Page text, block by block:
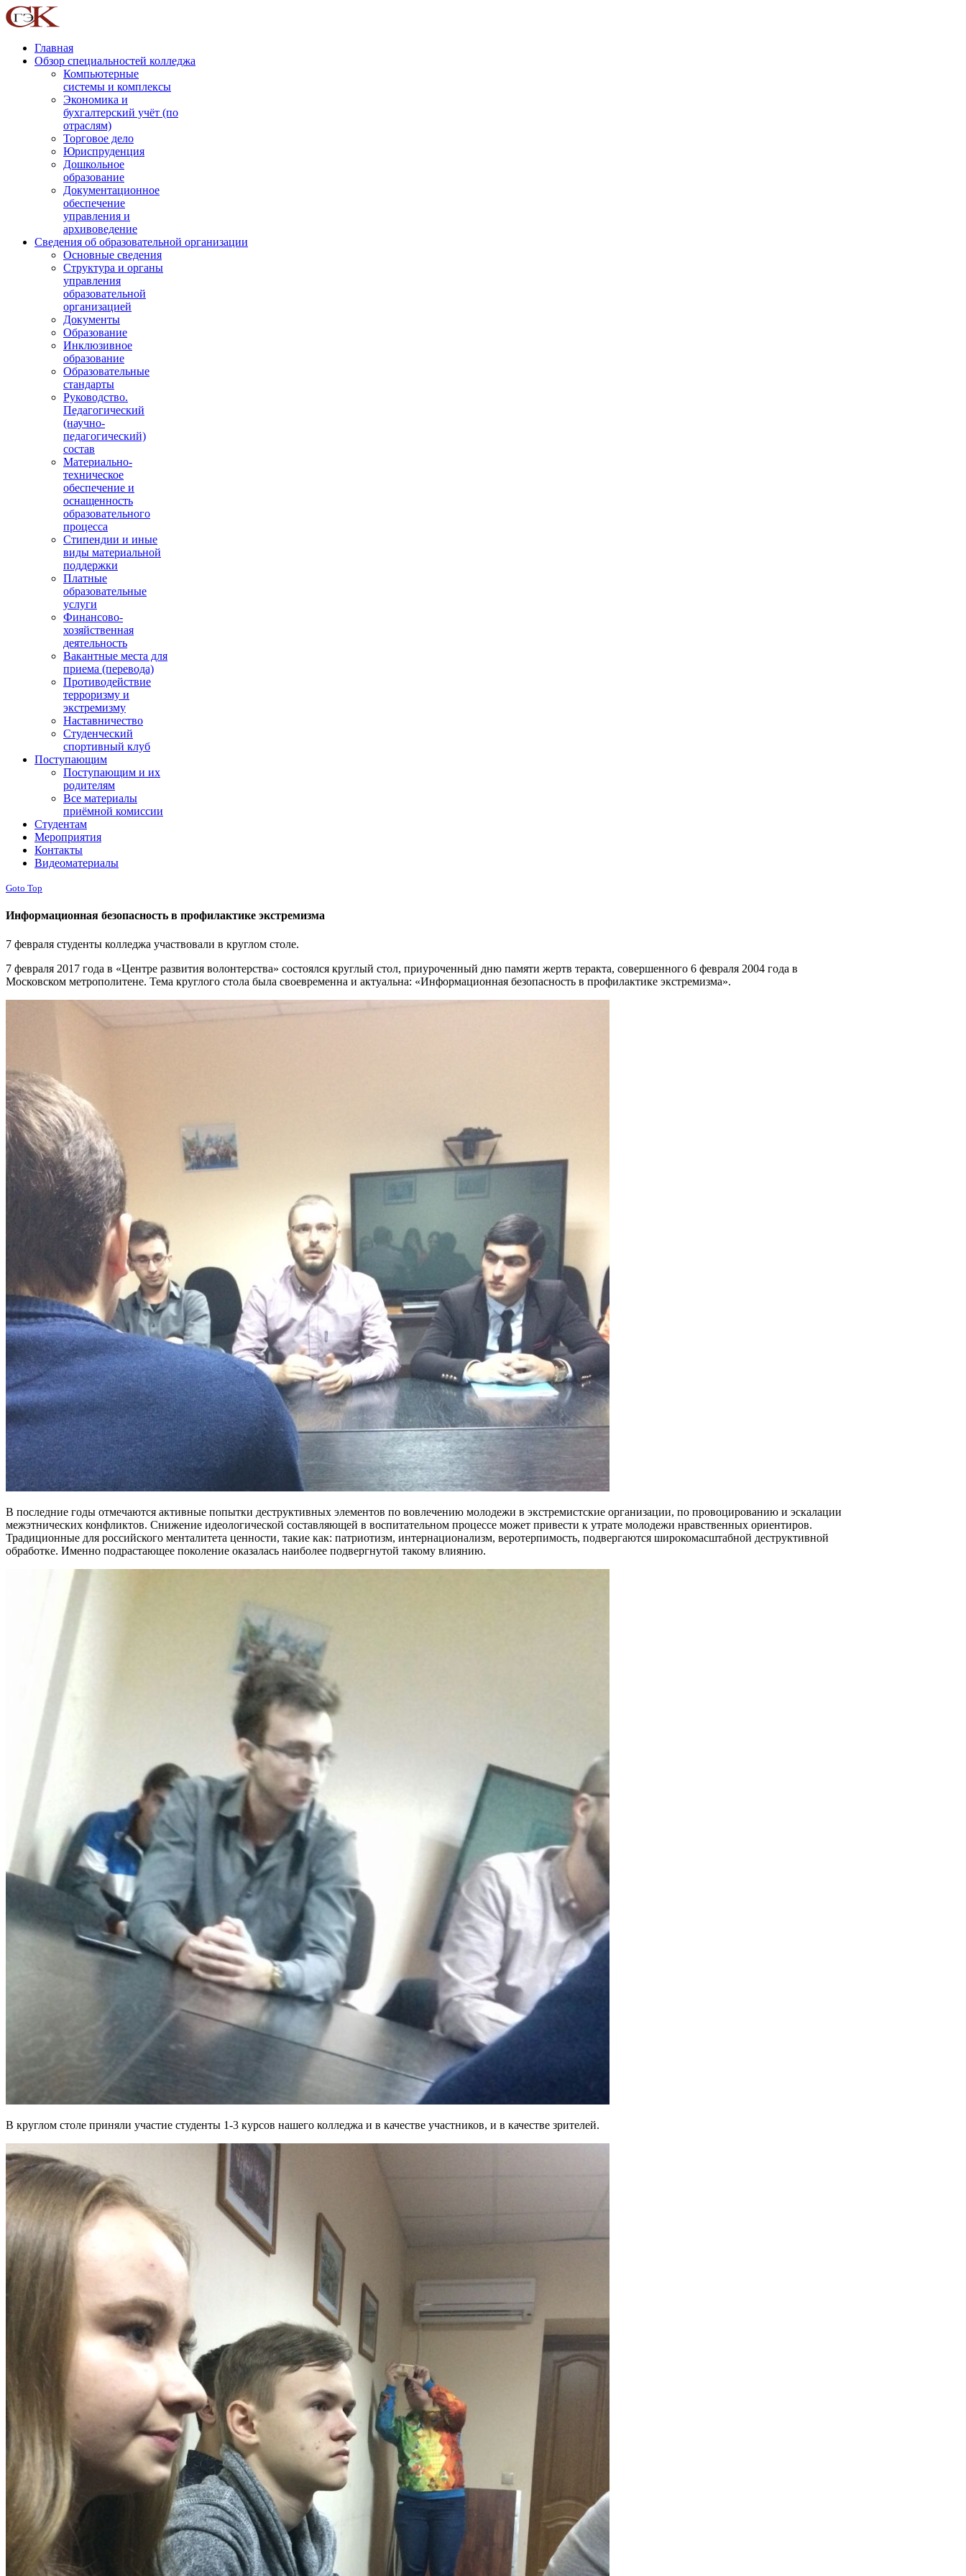
Главная
Обзор специальностей колледжа
Компьютерные
системы и комплексы
Экономика и
бухгалтерский учёт (по
отраслям)
Торговое дело
Юриспруденция
Дошкольное
образование
Документационное
обеспечение
управления и
архивоведение
Сведения об образовательной организации
Основные сведения
Структура и органы
управления
образовательной
организацией
Документы
Образование
Инклюзивное
образование
Образовательные
стандарты
Руководство.
Педагогический
(научно-
педагогический)
состав
Материально-
техническое
обеспечение и
оснащенность
образовательного
процесса
Стипендии и иные
виды материальной
поддержки
Платные
образовательные
услуги
Финансово-
хозяйственная
деятельность
Вакантные места для
приема (перевода)
Противодействие
терроризму и
экстремизму
Наставничество
Студенческий
спортивный клуб
Поступающим
Поступающим и их
родителям
Все материалы
приёмной комиссии
Студентам
Мероприятия
Контакты
Видеоматериалы
Goto Top
Информационная безопасность в профилактике экстремизма
7 февраля студенты колледжа участвовали в круглом столе.
7 февраля 2017 года в «Центре развития волонтерства» состоялся круглый стол, приуроченный дню памяти жертв теракта, совершенного 6 февраля 2004 года в
Московском метрополитене. Тема круглого стола была своевременна и актуальна: «Информационная безопасность в профилактике экстремизма».
В последние годы отмечаются активные попытки деструктивных элементов по вовлечению молодежи в экстремистские организации, по провоцированию и эскалации
межэтнических конфликтов. Снижение идеологической составляющей в воспитательном процессе может привести к утрате молодежи нравственных ориентиров.
Традиционные для российского менталитета ценности, такие как: патриотизм, интернационализм, веротерпимость, подвергаются широкомасштабной деструктивной
обработке. Именно подрастающее поколение оказалась наиболее подвергнутой такому влиянию.
В круглом столе приняли участие студенты 1-3 курсов нашего колледжа и в качестве участников, и в качестве зрителей.